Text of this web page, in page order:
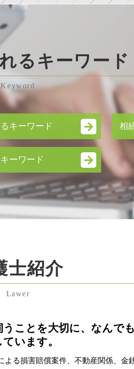
るキーワード
Keyword
キーワード
ット
相
ーワード
護士 相談
弁護士 相談
護士 弁護士 相談
為 弁護士 相談
士 相談
弁護士 相談
士 弁護士 相談
相談
弁護士 相談
弁護士 相談
士 弁護士 相談
士紹介
Lawer
ことを大切に、なんで
います。
よる損害賠償案件、不動産関係、金